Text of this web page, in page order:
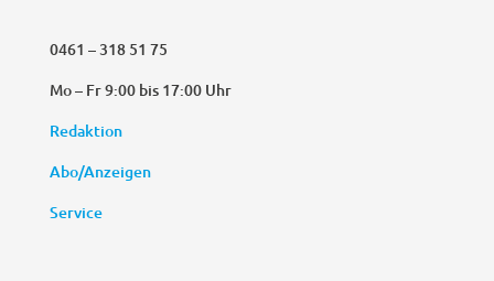
0461 – 318 51 75
Mo – Fr 9:00 bis 17:00 Uhr
Redaktion
Abo/Anzeigen
Service